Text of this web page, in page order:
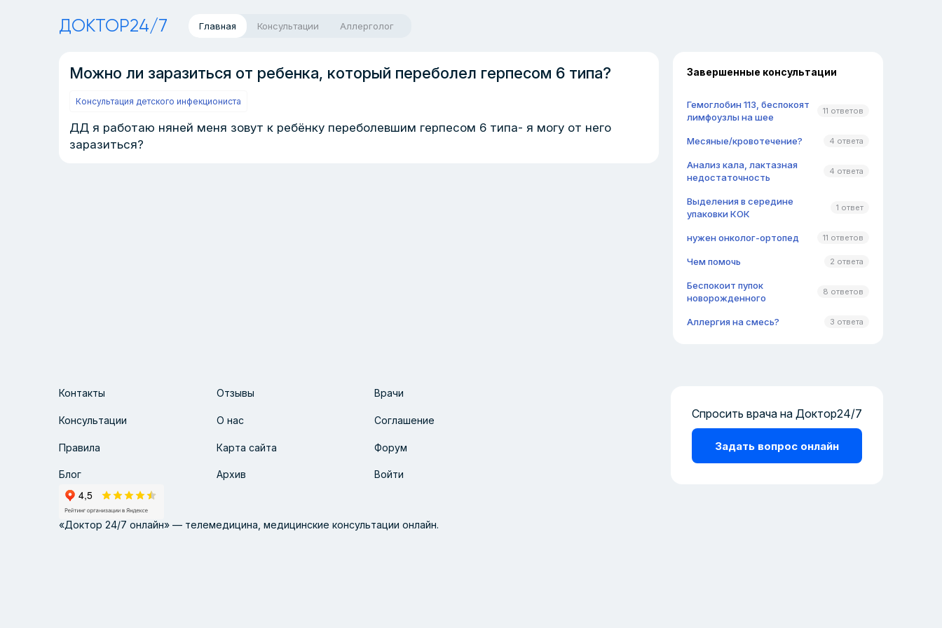
ДОКТОР24/7 Главная Консультации Аллерголог
Можно ли заразиться от ребенка, который переболел герпесом 6 типа?
Консультация детского инфекциониста
ДД я работаю няней меня зовут к ребёнку переболевшим герпесом 6 типа- я могу от него
заразиться?
Завершенные консультации
Гемоглобин 113, беспокоят
лимфоузлы на шее
11 ответов
Месяные/кровотечение? 4 ответа
Анализ кала, лактазная
недостаточность
4 ответа
Выделения в середине
упаковки КОК
1 ответ
нужен онколог-ортопед 11 ответов
Чем помочь 2 ответа
Беспокоит пупок
новорожденного
8 ответов
Аллергия на смесь? 3 ответа
Контакты Отзывы Врачи
Консультации О нас Соглашение
Правила Карта сайта Форум
Блог Архив Войти
Спросить врача на Доктор24/7
Задать вопрос онлайн
«Доктор 24/7 онлайн» — телемедицина, медицинские консультации онлайн.